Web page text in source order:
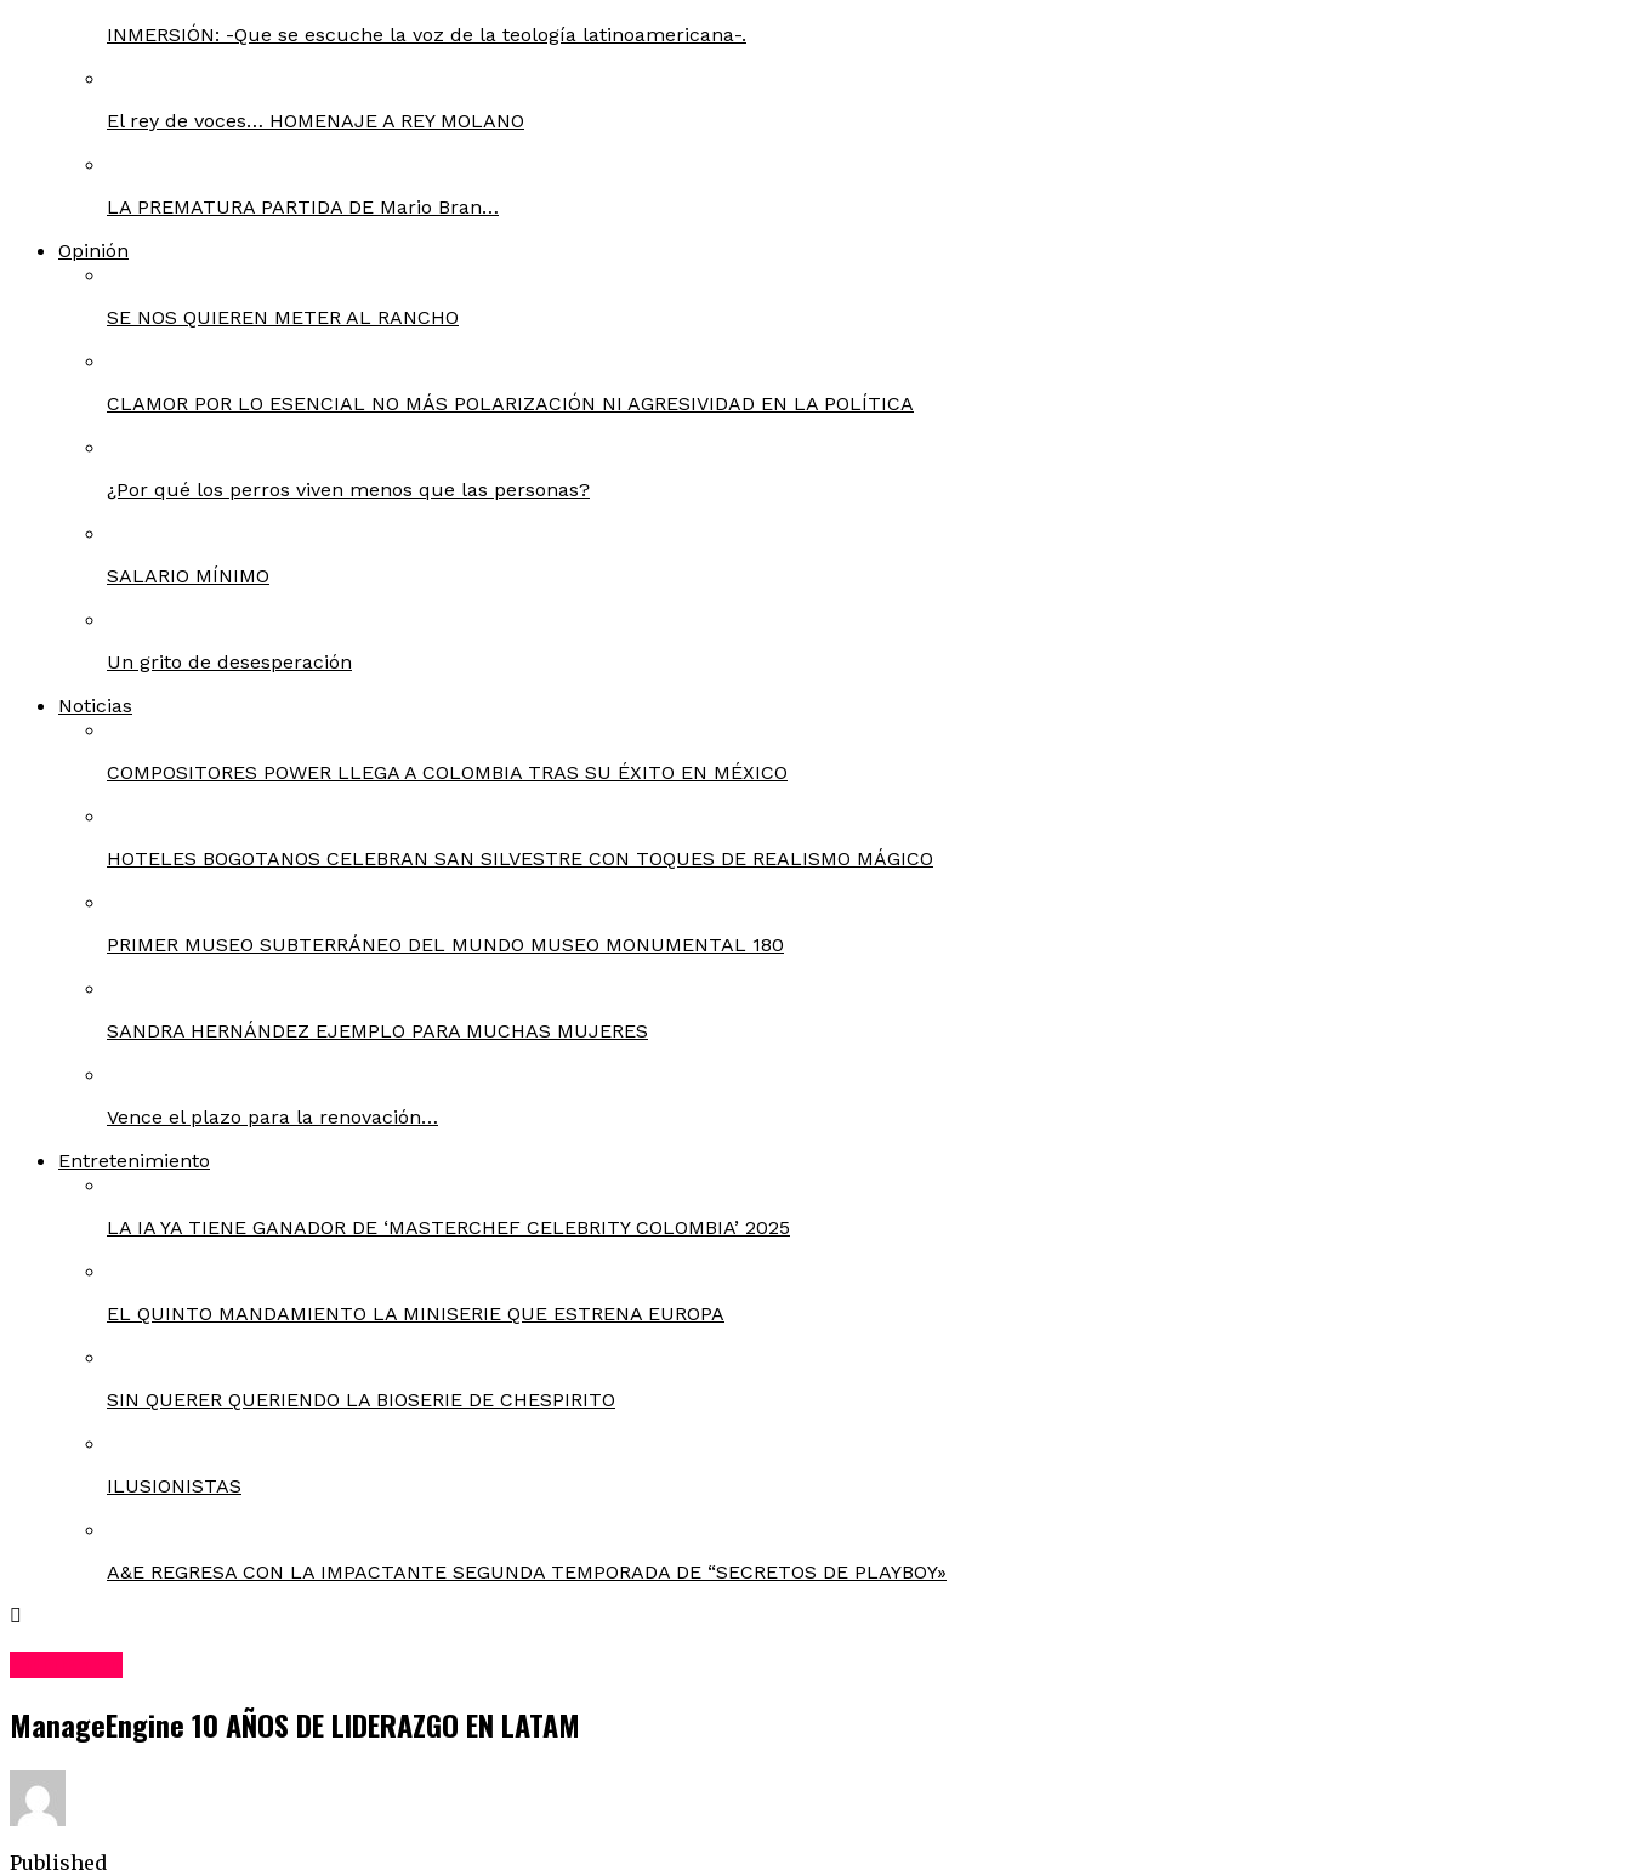
INMERSIÓN: -Que se escuche la voz de la teología latinoamericana-.
El rey de voces… HOMENAJE A REY MOLANO
LA PREMATURA PARTIDA DE Mario Bran…
Opinión
SE NOS QUIEREN METER AL RANCHO
CLAMOR POR LO ESENCIAL NO MÁS POLARIZACIÓN NI AGRESIVIDAD EN LA POLÍTICA
¿Por qué los perros viven menos que las personas?
SALARIO MÍNIMO
Un grito de desesperación
Noticias
COMPOSITORES POWER LLEGA A COLOMBIA TRAS SU ÉXITO EN MÉXICO
HOTELES BOGOTANOS CELEBRAN SAN SILVESTRE CON TOQUES DE REALISMO MÁGICO
PRIMER MUSEO SUBTERRÁNEO DEL MUNDO MUSEO MONUMENTAL 180
SANDRA HERNÁNDEZ EJEMPLO PARA MUCHAS MUJERES
Vence el plazo para la renovación…
Entretenimiento
LA IA YA TIENE GANADOR DE ‘MASTERCHEF CELEBRITY COLOMBIA’ 2025
EL QUINTO MANDAMIENTO LA MINISERIE QUE ESTRENA EUROPA
SIN QUERER QUERIENDO LA BIOSERIE DE CHESPIRITO
ILUSIONISTAS
A&E REGRESA CON LA IMPACTANTE SEGUNDA TEMPORADA DE “SECRETOS DE PLAYBOY»
ManageEngine 10 AÑOS DE LIDERAZGO EN LATAM
Published